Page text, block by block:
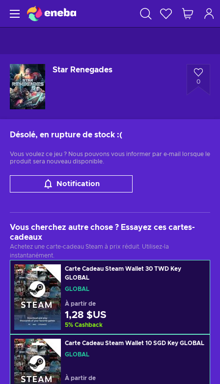
Star Renegades
0
Désolé, en rupture de stock :(
Vous voulez ce jeu ? Nous pouvons vous informer par e-mail lorsque le
produit sera nouveau disponible.
Notification
Vous cherchez autre chose ? Essayez ces cartes-
cadeaux
Achetez une carte-cadeau Steam à prix réduit. Utilisez-la
instantanément.
Carte Cadeau Steam Wallet 30 TWD Key
GLOBAL
GLOBAL
À partir de
1,28 $US
5% Cashback
Carte Cadeau Steam Wallet 10 SGD Key GLOBAL
GLOBAL
À partir de